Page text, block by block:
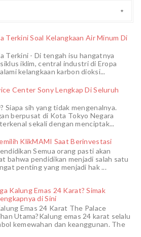
Terkini Soal Kelangkaan Air Minum Di
Terkini - Di tengah isu hangatnya
iklim, central industri di Eropa
kelangkaan karbon dioksi...
Center Sony Lengkap Di Seluruh
Siapa sih yang tidak mengenalnya.
berpusat di Kota Tokyo Negara
sekali dengan menciptak...
KlikMAMI Saat Berinvestasi
Semua orang pasti akan
bahwa pendidikan menjadi salah satu
penting yang menjadi hak ...
Kalung Emas 24 Karat? Simak
di Sini
Emas 24 Karat The Palace
Utama?Kalung emas 24 karat selalu
kemewahan dan keanggunan. The